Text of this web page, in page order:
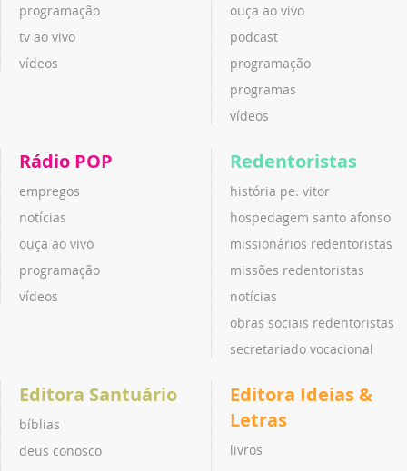
programação
tv ao vivo
vídeos
ouça ao vivo
podcast
programação
programas
vídeos
Rádio POP
empregos
notícias
ouça ao vivo
programação
vídeos
Redentoristas
história pe. vitor
hospedagem santo afonso
missionários redentoristas
missões redentoristas
notícias
obras sociais redentoristas
secretariado vocacional
Editora Santuário
bíblias
deus conosco
Editora Ideias &
Letras
livros